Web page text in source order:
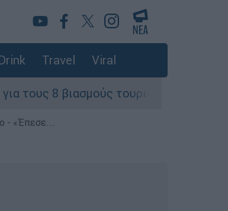
Travel Viral
τουριστριών - «Μόνο 3
- «Έπεσε...